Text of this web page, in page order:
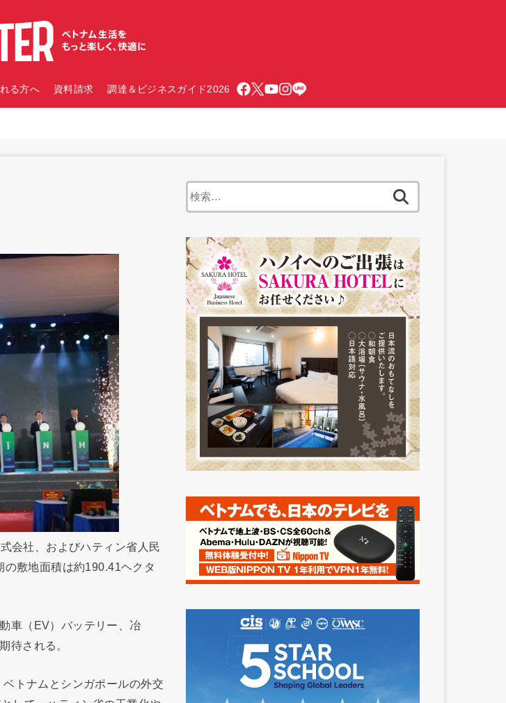
る方へ 資料請求 調達＆ビジネスガイド2026
会社、およびハティン省人民
敷地面積は約190.41ヘクタ
車（EV）バッテリー、冶
待される。
トナムとシンガポールの外交